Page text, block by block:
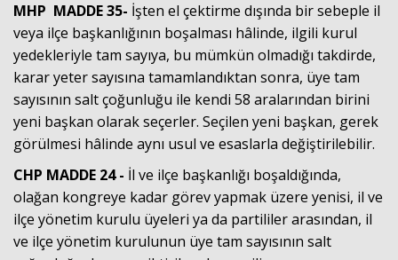
MHP MADDE 35- İşten el çektirme dışında bir sebeple il
veya ilçe başkanlığının boşalması hâlinde, ilgili kurul
yedekleriyle tam sayıya, bu mümkün olmadığı takdirde,
karar yeter sayısına tamamlandıktan sonra, üye tam
sayısının salt çoğunluğu ile kendi 58 aralarından birini
yeni başkan olarak seçerler. Seçilen yeni başkan, gerek
görülmesi hâlinde aynı usul ve esaslarla değiştirilebilir.
CHP MADDE 24 - İl ve ilçe başkanlığı boşaldığında,
olağan kongreye kadar görev yapmak üzere yenisi, il ve
ilçe yönetim kurulu üyeleri ya da partililer arasından, il
ve ilçe yönetim kurulunun üye tam sayısının salt